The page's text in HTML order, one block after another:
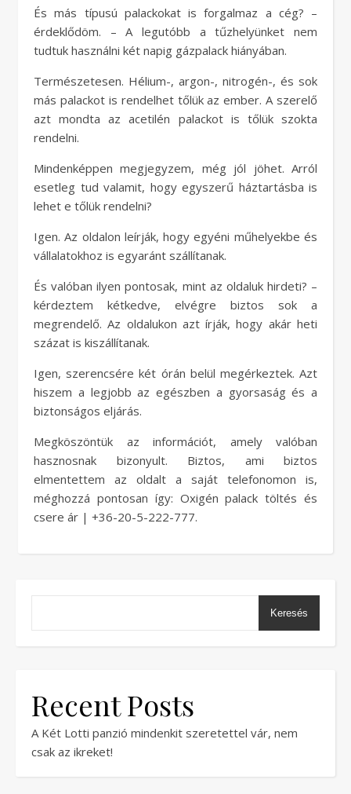
És más típusú palackokat is forgalmaz a cég? –
érdeklődöm. – A legutóbb a tűzhelyünket nem
tudtuk használni két napig gázpalack hiányában.
Természetesen. Hélium-, argon-, nitrogén-, és sok
más palackot is rendelhet tőlük az ember. A szerelő
azt mondta az acetilén palackot is tőlük szokta
rendelni.
Mindenképpen megjegyzem, még jól jöhet. Arról
esetleg tud valamit, hogy egyszerű háztartásba is
lehet e tőlük rendelni?
Igen. Az oldalon leírják, hogy egyéni műhelyekbe és
vállalatokhoz is egyaránt szállítanak.
És valóban ilyen pontosak, mint az oldaluk hirdeti? –
kérdeztem kétkedve, elvégre biztos sok a
megrendelő. Az oldalukon azt írják, hogy akár heti
százat is kiszállítanak.
Igen, szerencsére két órán belül megérkeztek. Azt
hiszem a legjobb az egészben a gyorsaság és a
biztonságos eljárás.
Megköszöntük az információt, amely valóban
hasznosnak bizonyult. Biztos, ami biztos
elmentettem az oldalt a saját telefonomon is,
méghozzá pontosan így: Oxigén palack töltés és
csere ár | +36-20-5-222-777.
Keresés
Recent Posts
A Két Lotti panzió mindenkit szeretettel vár, nem
csak az ikreket!